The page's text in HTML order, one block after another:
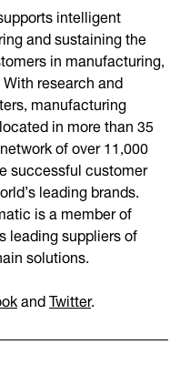
intelligent
and sustaining the
in manufacturing,
research and
manufacturing
in more than 35
of over 11,000
successful customer
leading brands.
is a member of
leading suppliers of
solutions.
andTwitter.